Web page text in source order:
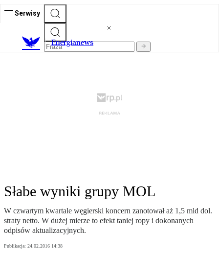
Serwisy
Energianews
Słabe wyniki grupy MOL
W czwartym kwartale węgierski koncern zanotował aż 1,5 mld dol.
straty netto. W dużej mierze to efekt taniej ropy i dokonanych
odpisów aktualizacyjnych.
Publikacja: 24.02.2016 14:38